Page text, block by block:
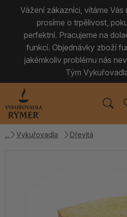
Vážení zákazníci, vítáme
prosíme o trpělivost,
perfektní. Pracujeme na
funkcí. Objednávky zboží
jakémkoliv problému nás
Tým
Vykuřovadla Dřevitá